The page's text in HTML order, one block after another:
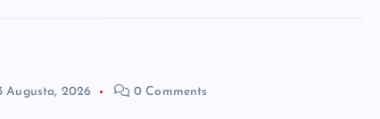
Augusta, 2026 0 Comments